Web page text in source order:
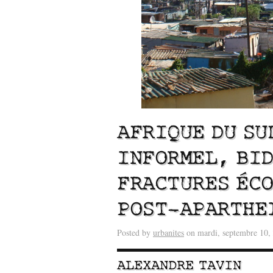
AFRIQUE DU
INFORMEL,
FRACTURES
POST-
Posted by urbanites on mardi, septembre 10,
ALEXANDRE TAVIN
Lu /Sous le feu du
énergie des data